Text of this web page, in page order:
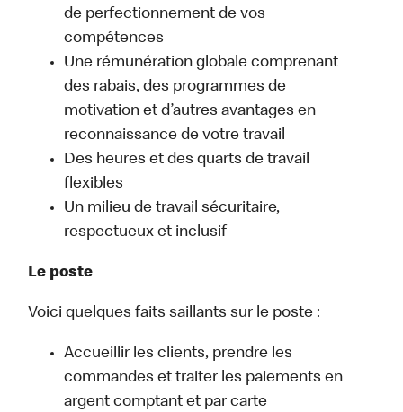
de perfectionnement de vos
compétences
Une rémunération globale comprenant
des rabais, des programmes de
motivation et d’autres avantages en
reconnaissance de votre travail
Des heures et des quarts de travail
flexibles
Un milieu de travail sécuritaire,
respectueux et inclusif
Le poste
Voici quelques faits saillants sur le poste :
Accueillir les clients, prendre les
commandes et traiter les paiements en
argent comptant et par carte